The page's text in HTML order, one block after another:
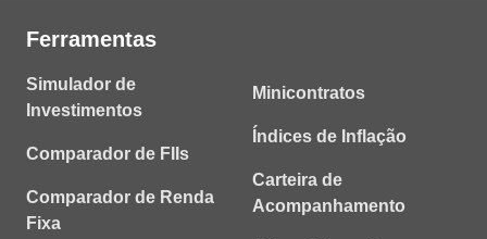
Ferramentas
Simulador de
Investimentos
Comparador de FIIs
Comparador de Renda
Fixa
Minicontratos
Índices de Inflação
Carteira de
Acompanhamento